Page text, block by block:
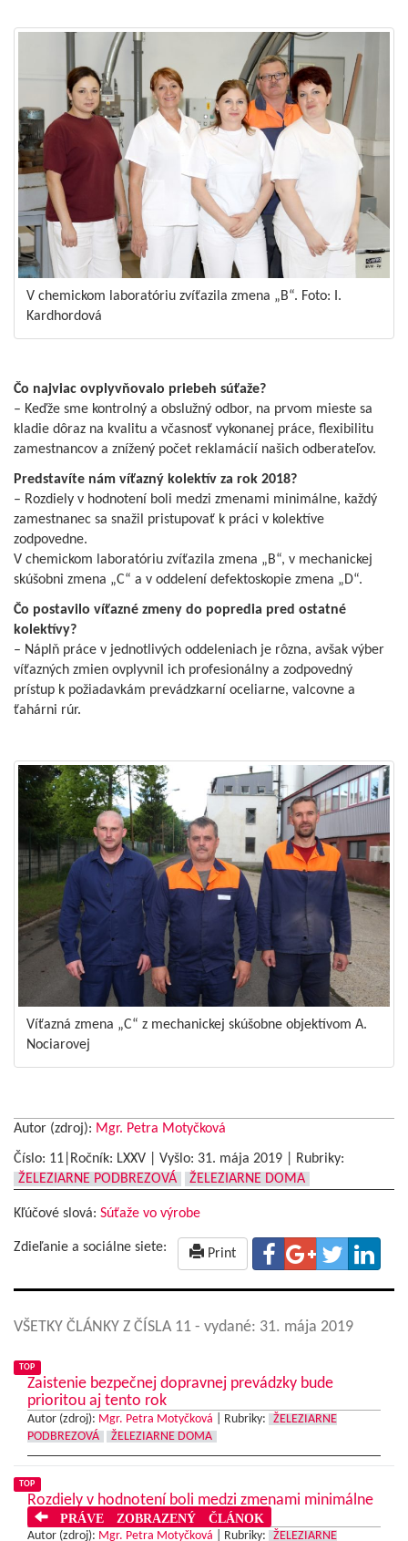
V chemickom laboratóriu zvíťazila zmena „B“. Foto: I.
Kardhordová
Čo najviac ovplyvňovalo priebeh súťaže?
– Keďže sme kontrolný a obslužný odbor, na prvom mieste sa
kladie dôraz na kvalitu a včasnosť vykonanej práce, flexibilitu
zamestnancov a znížený počet reklamácií našich odberateľov.
Predstavíte nám víťazný kolektív za rok 2018?
– Rozdiely v hodnotení boli medzi zmenami minimálne, každý
zamestnanec sa snažil pristupovať k práci v kolektíve
zodpovedne.
V chemickom laboratóriu zvíťazila zmena „B“, v mechanickej
skúšobni zmena „C“ a v oddelení defektoskopie zmena „D“.
Čo postavilo víťazné zmeny do popredia pred ostatné
kolektívy?
– Náplň práce v jednotlivých oddeleniach je rôzna, avšak výber
víťazných zmien ovplyvnil ich profesionálny a zodpovedný
prístup k požiadavkám prevádzkarní oceliarne, valcovne a
ťahárni rúr.
Víťazná zmena „C“ z mechanickej skúšobne objektívom A.
Nociarovej
Autor (zdroj): Mgr. Petra Motyčková
Číslo: 11|Ročník: LXXV | Vyšlo: 31. mája 2019
Rubriky:
ŽELEZIARNE PODBREZOVÁ
ŽELEZIARNE DOMA
Kľúčové slová: Súťaže vo výrobe
Zdieľanie a sociálne siete: Print
VŠETKY ČLÁNKY Z ČÍSLA 11 - vydané: 31. mája 2019
TOP
Zaistenie bezpečnej dopravnej prevádzky bude
prioritou aj tento rok
Autor (zdroj): Mgr. Petra Motyčková Rubriky:
ŽELEZIARNE
PODBREZOVÁ
ŽELEZIARNE DOMA
TOP
Rozdiely v hodnotení boli medzi zmenami minimálne
PRÁVE ZOBRAZENÝ ČLÁNOK
Autor (zdroj): Mgr. Petra Motyčková Rubriky: ŽELEZIARNE